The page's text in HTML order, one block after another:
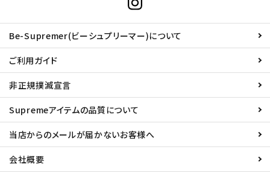
Be-Supremer(ビーシュプリーマー)について
ご利用ガイド
非正規撲滅宣言
Supremeアイテムの品質について
当店からのメールが届かないお客様へ
会社概要